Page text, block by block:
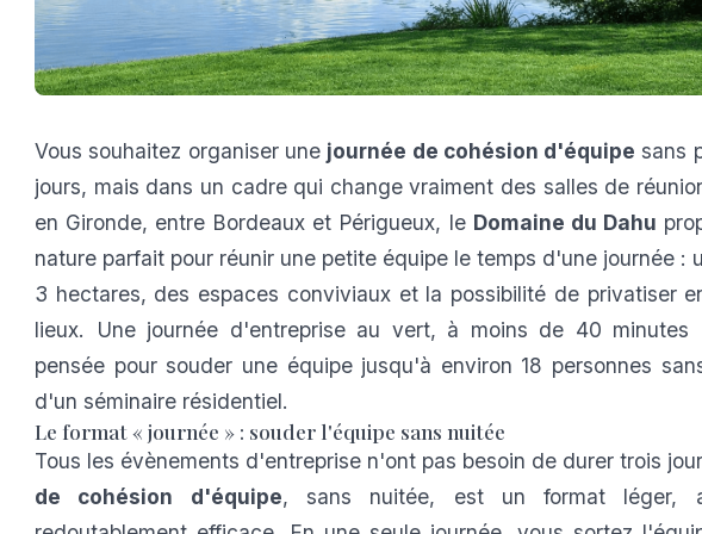
Vous souhaitez organiser une journée de cohésion d'équipe sans
jours, mais dans un cadre qui change vraiment des salles de
en Gironde, entre Bordeaux et Périgueux, le Domaine du Dahu
nature parfait pour réunir une petite équipe le temps d'une journée :
3 hectares, des espaces conviviaux et la possibilité de privatiser
lieux. Une journée d'entreprise au vert, à moins de 40 minutes
pensée pour souder une équipe jusqu'à environ 18 personnes
d'un séminaire résidentiel.
Le format « journée » : souder l'équipe sans nuitée
Tous les évènements d'entreprise n'ont pas besoin de durer trois
de cohésion d'équipe, sans nuitée, est un format léger,